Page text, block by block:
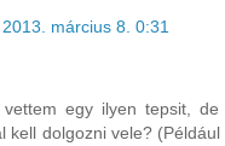
2013. március 8. 0:31
egy ilyen tepsit, de
kell dolgozni vele?